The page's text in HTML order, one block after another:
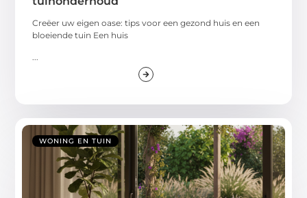
Creëer uw eigen oase: tips voor een gezond huis en een
bloeiende tuin Een huis
...
WONING EN TUIN